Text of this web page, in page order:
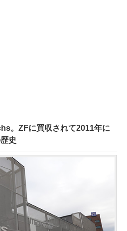
。ZFに買収されて2011年に
史